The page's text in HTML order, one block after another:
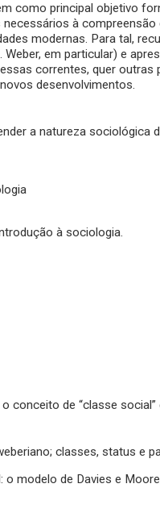
como principal objetivo
à
modernas. Para tal,
em particular) e
correntes, quer
desenvolvimentos.
a natureza sociológica
à sociologia.
conceito de “classe
classes, status e
o modelo de Davies e